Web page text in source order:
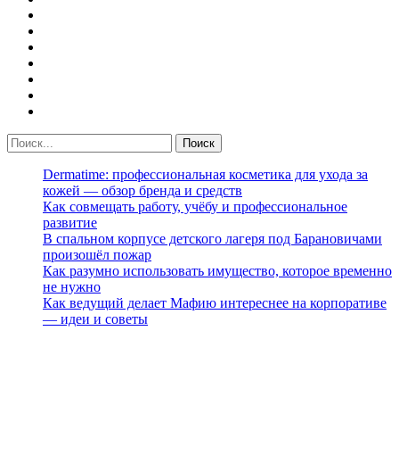
Dermatime: профессиональная косметика для ухода за
кожей — обзор бренда и средств
Как совмещать работу, учёбу и профессиональное
развитие
В спальном корпусе детского лагеря под Барановичами
произошёл пожар
Как разумно использовать имущество, которое временно
не нужно
Как ведущий делает Мафию интереснее на корпоративе
— идеи и советы